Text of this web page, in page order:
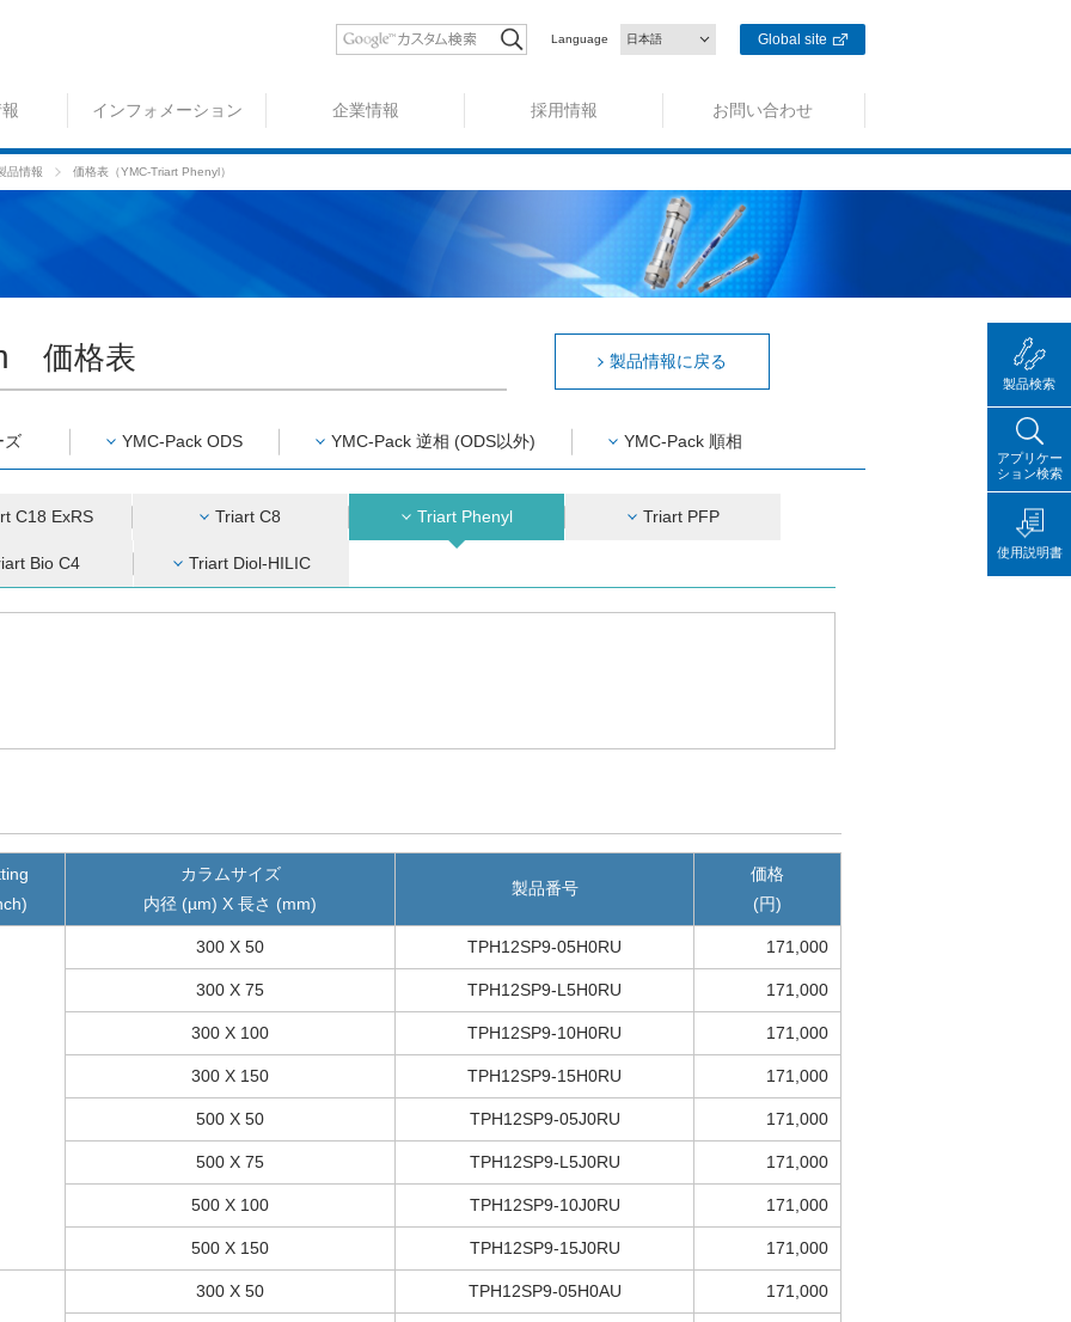
Language 日本語 Global site
インフォメーション 企業情報 採用情報 お問い合わせ
品情報 価格表（YMC-Triart Phenyl）
価格表 製品情報に戻る
ズ YMC-Pack ODS YMC-Pack 逆相 (ODS以外) YMC-Pack 順相
C18 ExRS Triart C8 Triart Phenyl Triart PFP
Bio C4 Triart Diol-HILIC
カラムサイズ
内径 (µm) X 長さ (mm)
製品番号
価格
(円)
300 X 50 TPH12SP9-05H0RU 171,000
300 X 75 TPH12SP9-L5H0RU 171,000
300 X 100 TPH12SP9-10H0RU 171,000
300 X 150 TPH12SP9-15H0RU 171,000
500 X 50 TPH12SP9-05J0RU 171,000
500 X 75 TPH12SP9-L5J0RU 171,000
500 X 100 TPH12SP9-10J0RU 171,000
500 X 150 TPH12SP9-15J0RU 171,000
300 X 50 TPH12SP9-05H0AU 171,000
製品検索
アプリケー
ション検索
使用説明書